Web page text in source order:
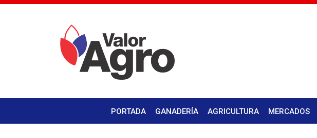
PORTADA GANADERÍA AGRICULTURA MERCADOS